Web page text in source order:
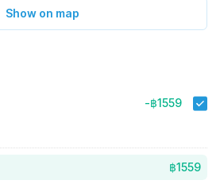
Show on map
-฿1559
฿1559